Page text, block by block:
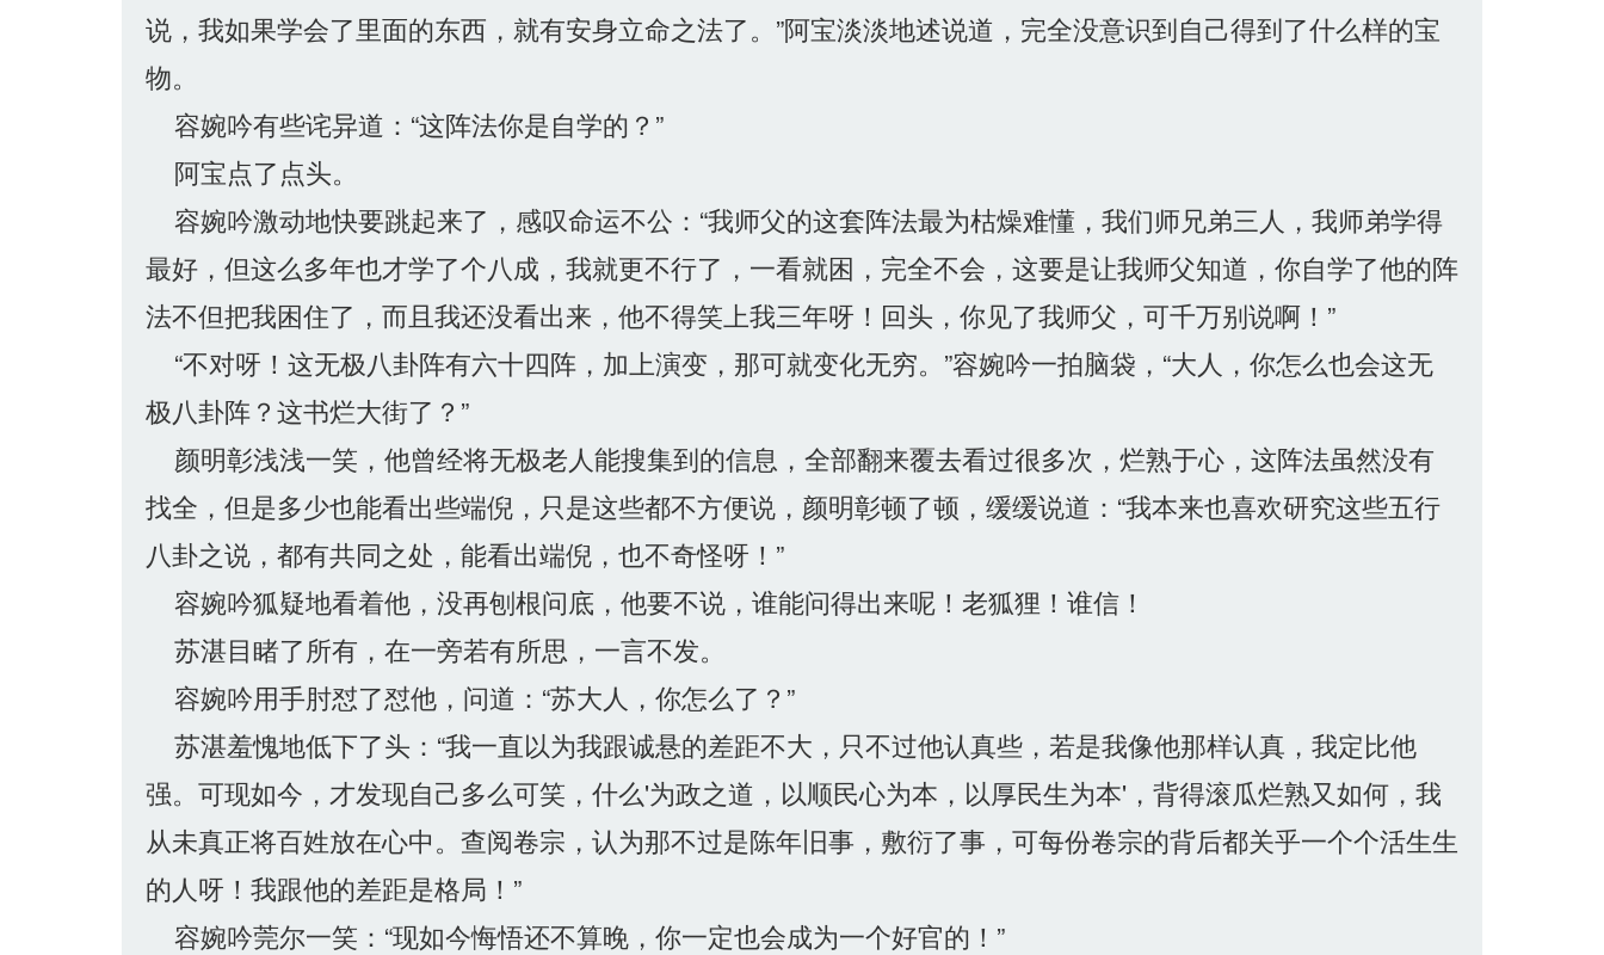
说，我如果学会了里面的东西，就有安身立命之法了。”阿宝淡淡地述说道，完全没意识到自己得到了什么样的宝
物。
容婉吟有些诧异道：“这阵法你是自学的？”
阿宝点了点头。
容婉吟激动地快要跳起来了，感叹命运不公：“我师父的这套阵法最为枯燥难懂，我们师兄弟三人，我师弟学得
最好，但这么多年也才学了个八成，我就更不行了，一看就困，完全不会，这要是让我师父知道，你自学了他的阵
法不但把我困住了，而且我还没看出来，他不得笑上我三年呀！回头，你见了我师父，可千万别说啊！”
“不对呀！这无极八卦阵有六十四阵，加上演变，那可就变化无穷。”容婉吟一拍脑袋，“大人，你怎么也会这无
极八卦阵？这书烂大街了？”
颜明彰浅浅一笑，他曾经将无极老人能搜集到的信息，全部翻来覆去看过很多次，烂熟于心，这阵法虽然没有
找全，但是多少也能看出些端倪，只是这些都不方便说，颜明彰顿了顿，缓缓说道：“我本来也喜欢研究这些五行
八卦之说，都有共同之处，能看出端倪，也不奇怪呀！”
容婉吟狐疑地看着他，没再刨根问底，他要不说，谁能问得出来呢！老狐狸！谁信！
苏湛目睹了所有，在一旁若有所思，一言不发。
容婉吟用手肘怼了怼他，问道：“苏大人，你怎么了？”
苏湛羞愧地低下了头：“我一直以为我跟诚悬的差距不大，只不过他认真些，若是我像他那样认真，我定比他
强。可现如今，才发现自己多么可笑，什么'为政之道，以顺民心为本，以厚民生为本'，背得滚瓜烂熟又如何，我
从未真正将百姓放在心中。查阅卷宗，认为那不过是陈年旧事，敷衍了事，可每份卷宗的背后都关乎一个个活生生
的人呀！我跟他的差距是格局！”
容婉吟莞尔一笑：“现如今悔悟还不算晚，你一定也会成为一个好官的！”